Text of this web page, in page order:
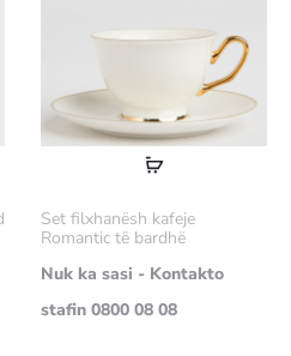
Lexoni
shumë
Set filxhanësh kafeje
Romantic të bardhë
Nuk ka sasi - Kontakto
stafin 0800 08 08